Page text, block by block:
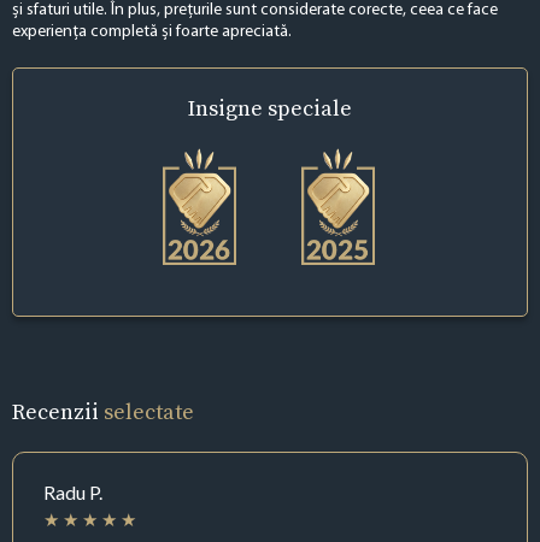
și sfaturi utile. În plus, prețurile sunt considerate corecte, ceea ce face
experiența completă și foarte apreciată.
Insigne speciale
Recenzii selectate
Radu P.